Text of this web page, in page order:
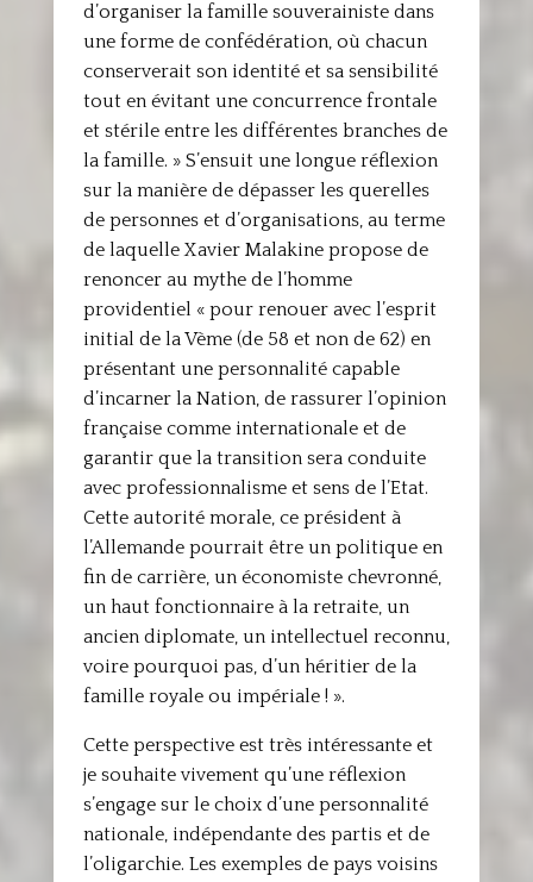
d’organiser la famille souverainiste dans
une forme de confédération, où chacun
conserverait son identité et sa sensibilité
tout en évitant une concurrence frontale
et stérile entre les différentes branches de
la famille. » S’ensuit une longue réflexion
sur la manière de dépasser les querelles
de personnes et d’organisations, au terme
de laquelle Xavier Malakine propose de
renoncer au mythe de l’homme
providentiel « pour renouer avec l’esprit
initial de la Vème (de 58 et non de 62) en
présentant une personnalité capable
d’incarner la Nation, de rassurer l’opinion
française comme internationale et de
garantir que la transition sera conduite
avec professionnalisme et sens de l’Etat.
Cette autorité morale, ce président à
l’Allemande pourrait être un politique en
fin de carrière, un économiste chevronné,
un haut fonctionnaire à la retraite, un
ancien diplomate, un intellectuel reconnu,
voire pourquoi pas, d’un héritier de la
famille royale ou impériale ! ».
Cette perspective est très intéressante et
je souhaite vivement qu’une réflexion
s’engage sur le choix d’une personnalité
nationale, indépendante des partis et de
l’oligarchie. Les exemples de pays voisins